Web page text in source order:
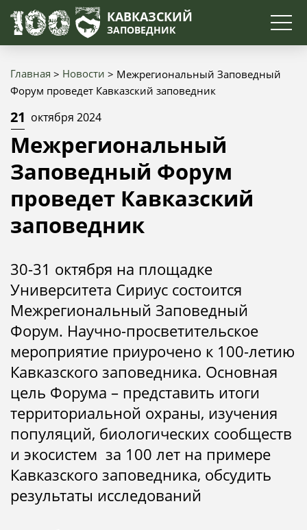
КАВКАЗСКИЙ
ЗАПОВЕДНИК
Поиск
Строка
навигации
Главная Новости
Межрегиональный Заповедный
Форум проведет Кавказский заповедник
21 октября 2024
Межрегиональный
Заповедный Форум
проведет Кавказский
заповедник
30-31 октября на площадке
Университета Сириус состоится
Межрегиональный Заповедный
Форум. Научно-просветительское
мероприятие приурочено к 100-летию
Кавказского заповедника. Основная
цель Форума – представить итоги
территориальной охраны, изучения
популяций, биологических сообществ
и экосистем за 100 лет на примере
Кавказского заповедника, обсудить
результаты исследований